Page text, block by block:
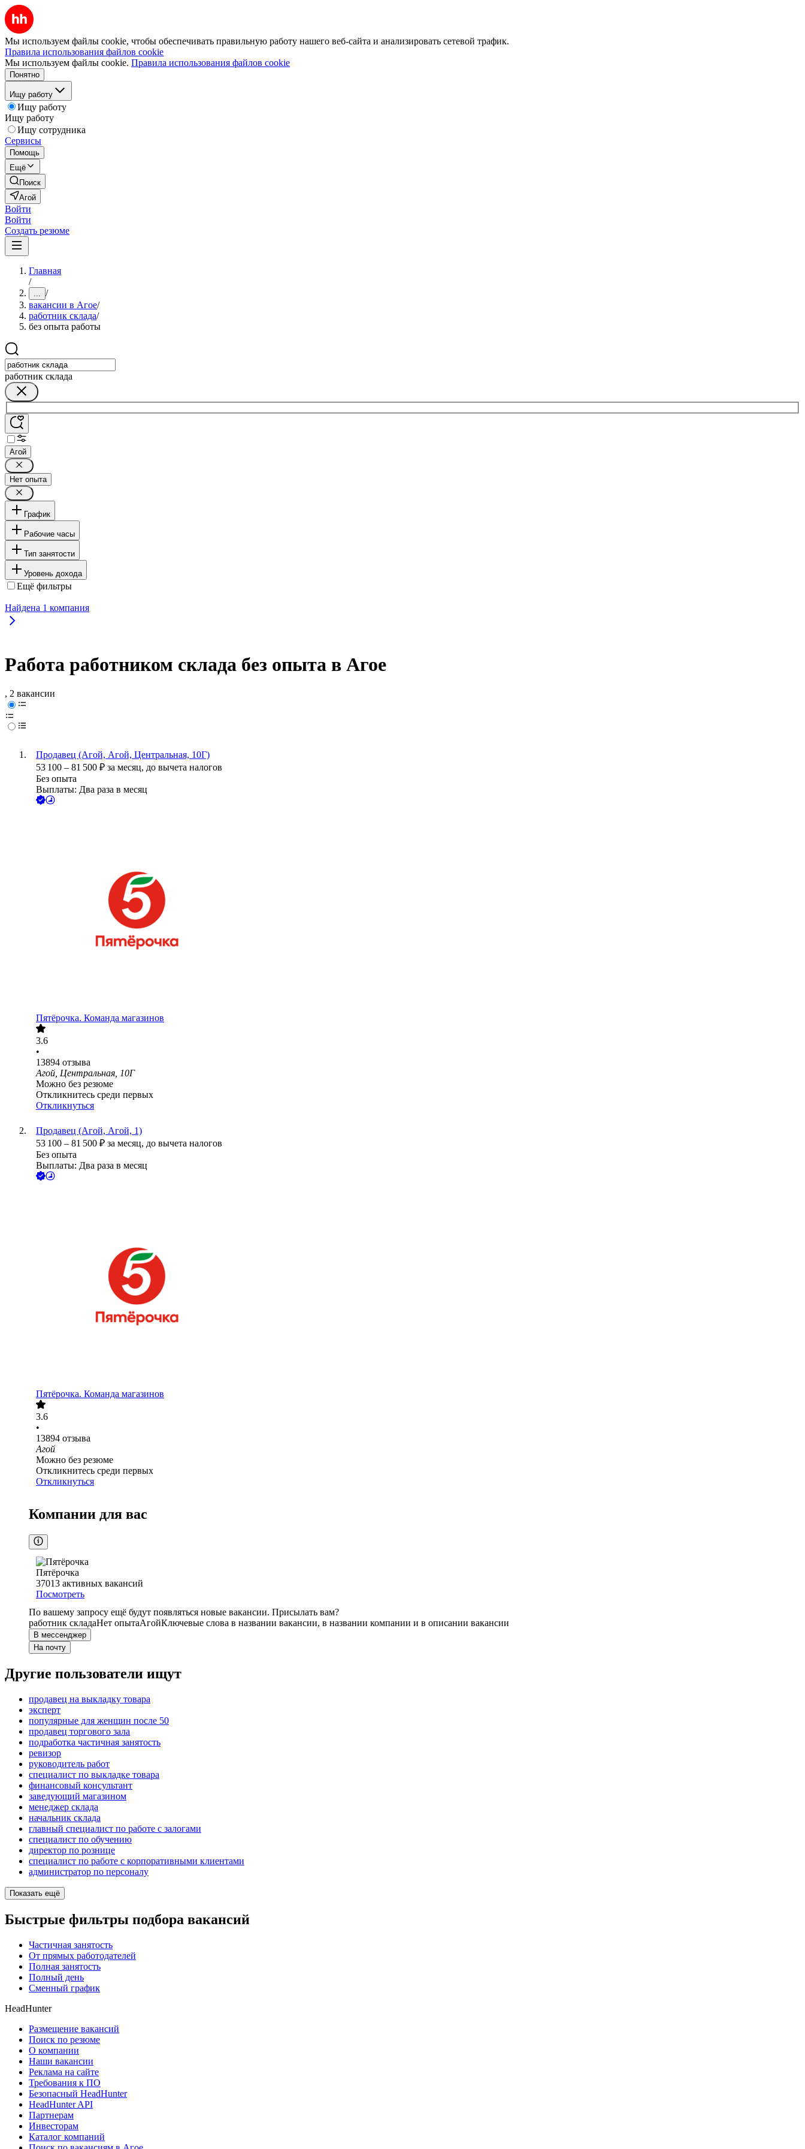
Мы используем файлы cookie, чтобы обеспечивать правильную работу нашего веб-сайта и анализировать сетевой трафик.
Правила использования файлов cookie
Мы используем файлы cookie. Правила использования файлов cookie
Понятно
Ищу работу
Ищу работу
Ищу работу
Ищу сотрудника
Сервисы
Помощь
Ещё
Поиск
Агой
Войти
Войти
Создать резюме
Главная
/
... /
вакансии в Агое/
работник склада/
без опыта работы
работник склада
Агой
Нет опыта
График
Рабочие часы
Тип занятости
Уровень дохода
Ещё фильтры
Найдена 1 компания
Работа работником склада без опыта в Агое
, 2 вакансии
Продавец (Агой, Агой, Центральная, 10Г)
53 100 – 81 500 ₽ за месяц, до вычета налогов
Без опыта
Выплаты: Два раза в месяц
Пятёрочка. Команда магазинов
3.6
•
13894 отзыва
Агой, Центральная, 10Г
Можно без резюме
Откликнитесь среди первых
Откликнуться
Продавец (Агой, Агой, 1)
53 100 – 81 500 ₽ за месяц, до вычета налогов
Без опыта
Выплаты: Два раза в месяц
Пятёрочка. Команда магазинов
3.6
•
13894 отзыва
Агой
Можно без резюме
Откликнитесь среди первых
Откликнуться
Компании для вас
Пятёрочка
37013 активных вакансий
Посмотреть
По вашему запросу ещё будут появляться новые вакансии. Присылать вам?
работник складаНет опытаАгойКлючевые слова в названии вакансии, в названии компании и в описании вакансии
В мессенджер
На почту
Другие пользователи ищут
продавец на выкладку товара
эксперт
популярные для женщин после 50
продавец торгового зала
подработка частичная занятость
ревизор
руководитель работ
специалист по выкладке товара
финансовый консультант
заведующий магазином
менеджер склада
начальник склада
главный специалист по работе с залогами
специалист по обучению
директор по рознице
специалист по работе с корпоративными клиентами
администратор по персоналу
Показать ещё
Быстрые фильтры подбора вакансий
Частичная занятость
От прямых работодателей
Полная занятость
Полный день
Сменный график
HeadHunter
Размещение вакансий
Поиск по резюме
О компании
Наши вакансии
Реклама на сайте
Требования к ПО
Безопасный HeadHunter
HeadHunter API
Партнерам
Инвесторам
Каталог компаний